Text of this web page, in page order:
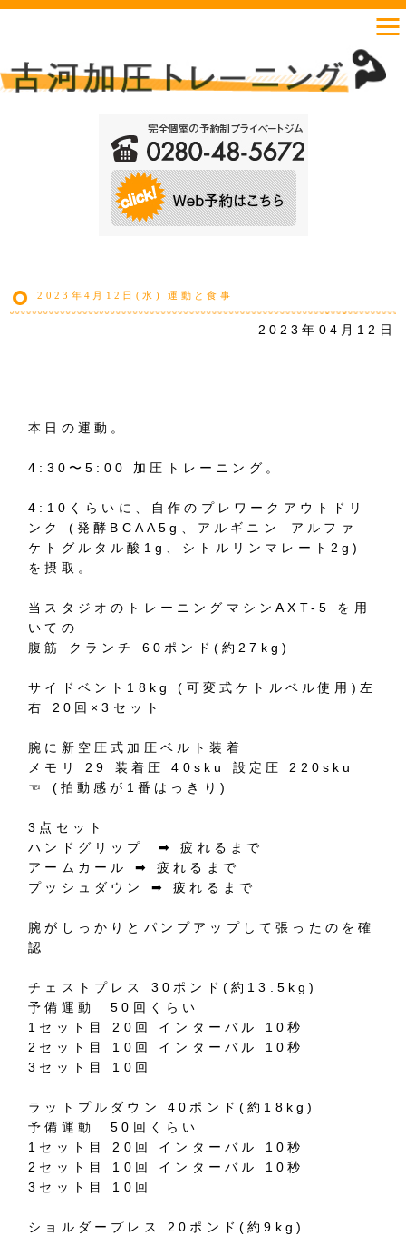
2023年4月12日(水) 運動と食事
2023年04月12日
本日の運動。
4:30 〜5:00 加圧トレーニング。
4:10 くらいに、自作のプレワークアウトドリ
ンク
(発酵 BCAA5g 、アルギニン – アルファ –
ケトグルタル酸 1g 、シトルリンマレート 2g)
を摂取。
当スタジオのトレーニングマシンAXT-5 を用
いての
腹筋
クランチ 60 ポンド (約 27kg)
サイドベント 18kg ( 可変式ケトルベル使用 ) 左
右
20 回 ×3 セット
腕に新空圧式加圧ベルト装着
メモリ
29 装着圧 40sku 設定圧
220sku
☜
( 拍動感が 1 番はっきり )
3 点セット
ハンドグリップ
➡︎
疲れるまで
アームカール
➡︎
疲れるまで
プッシュダウン
➡︎ 疲れるまで
腕がしっかりとパンプアップして張ったのを確
認
チェストプレス 30 ポンド (約 13.5kg)
予備運動50 回くらい
1 セット目 20 回 インターバル 10秒
2 セット目 10 回 インターバル 10秒
3 セット目 10 回
ラットプルダウン 40 ポンド(約 18kg)
予備運動50 回くらい
1 セット目 20 回 インターバル 10秒
2 セット目 10 回 インターバル 10秒
3 セット目 10 回
ショルダープレス 20 ポンド(約9kg)